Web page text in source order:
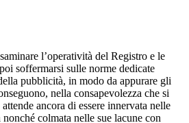
l’operatività del Registro e le
soffermarsi sulle norme dedicate
pubblicità, in modo da appurare gli
nella consapevolezza che si
ancora di essere innervata nelle
colmata nelle sue lacune con